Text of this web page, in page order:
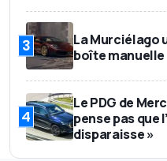
3
La Murciélago
boîte manuelle
4
Le PDG de
pense pas
disparaisse »